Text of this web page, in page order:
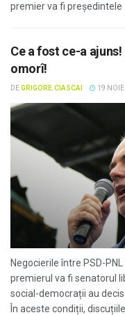
premier va fi președintele ...
Ce a fost ce-a
omorî!
DEGRIGORE.CIASCAI 19
Negocierile între PSD-
premierul va fi senatorul
social-democrații au
În aceste condiții, discuțiile